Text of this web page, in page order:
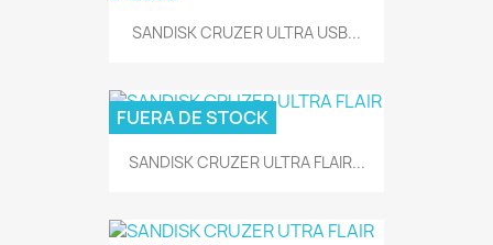
SANDISK CRUZER ULTRA USB...
SANDISK CRUZER ULTRA FLAIR...
FUERA DE STOCK